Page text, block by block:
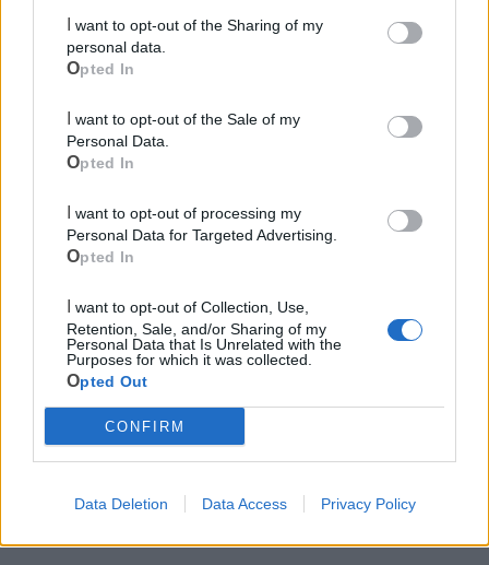
personal data.
Opted In
Personal Data.
Opted In
Personal Data for Targeted Advertising.
Opted In
Retention, Sale, and/or Sharing of my
Personal Data that Is Unrelated with the
Purposes for which it was collected.
Opted Out
CONFIRM
Data Deletion Data Access Privacy Policy
Ecocentro e rifiuti